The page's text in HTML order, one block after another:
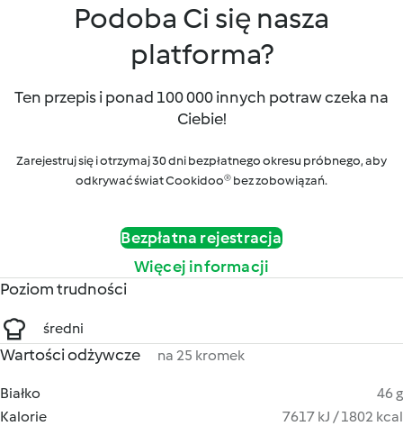
Podoba Ci się nasza
platforma?
Ten przepis i ponad 100 000 innych potraw czeka na
Ciebie!
Zarejestruj się i otrzymaj 30 dni bezpłatnego okresu próbnego, aby
odkrywać świat Cookidoo® bez zobowiązań.
Bezpłatna rejestracja
Więcej informacji
Poziom trudności
średni
Wartości odżywcze na 25 kromek
Białko
46 g
Kalorie
7617 kJ / 1802 kcal